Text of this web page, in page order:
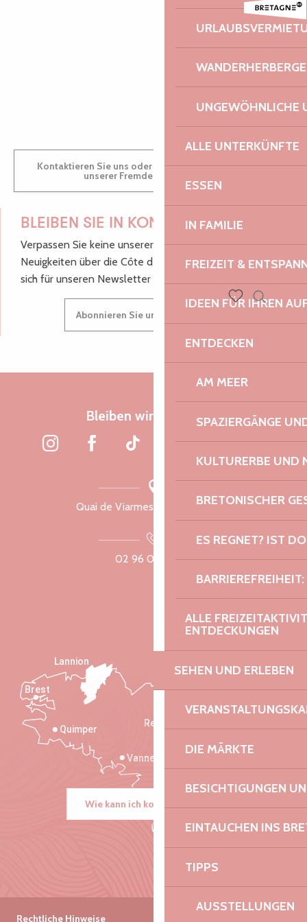
UNGEWÖHNLICHE
ALLE UNTERKÜNFTE
ESSEN
IN FAMILIE
FREIZEIT &
IDEEN FÜR IHREN
ENTDECKEN
AM MEER
SPAZIERGÄNGE
KULTURERBE UND
BRETONISCHER
ES REGNET? IST
ALLE
ENTDECKUNGEN
SEHEN UND ERLEBEN
DIE MÄRKTE
BESICHTIGUNGEN
EINTAUCHEN INS
TIPPS
AUSSTELLUNGEN
AUDREY
Kontaktieren Sie uns oder besuchen Sie uns in einem
unserer Fremdenverkehrsbüros.
BLEIBEN SIE IN KONTAKT!
Verpassen Sie keine unserer guten Tipps und
Neuigkeiten über die Côte de Granit Rose, melden Sie
sich für unseren Newsletter an.
Abonnieren Sie unseren Newsletter
Bleiben wir verbunden
Quai de Viarmes, 22300 Lannion
02 96 05 60 70
Rennes
Vannes
Quimper
Lannion
Brest
Wie kann ich kommen?
Rechtliche Hinweise